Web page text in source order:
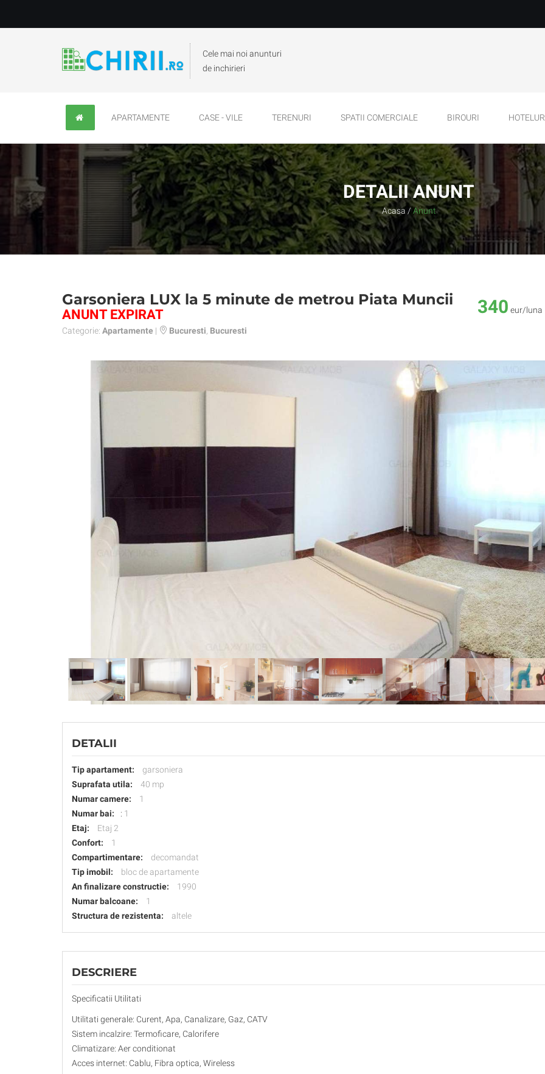
Cele mai noi anunturi
de inchirieri
APARTAMENTE CASE - VILE TERENURI SPATII COMERCIALE BIROURI
DETALII ANUNT
Acasa / Anunt
Garsoniera LUX la 5 minute de metrou Piata Muncii
ANUNT EXPIRAT
Categorie: Apartamente | Bucuresti Bucuresti
340 eur/luna
DETALII
Tip apartament:
garsoniera
Suprafata utila:
40 mp
Numar camere:
1
Numar bai:
: 1
Etaj:
Etaj 2
Confort:
1
Compartimentare:
decomandat
Tip imobil:
bloc de apartamente
An finalizare constructie:
1990
Numar balcoane:
1
Structura de rezistenta:
altele
DESCRIERE
Specificatii Utilitati
Utilitati generale: Curent, Apa, Canalizare, Gaz, CATV
Sistem incalzire: Termoficare, Calorifere
Climatizare: Aer conditionat
Acces internet: Cablu, Fibra optica, Wireless